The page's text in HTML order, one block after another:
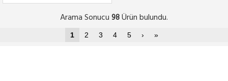
Arama Sonucu 98Ürün bulundu.
1 2 3 4 5 › »